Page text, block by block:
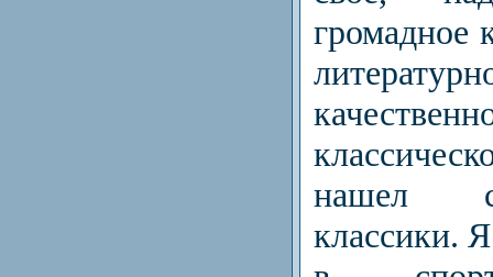
громадное
нашел
классики.